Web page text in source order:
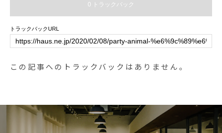
ー#松江ペットサロン #松江ペット
いいたします。..※貸切営業ではあ
りませんので19時からのご来店お
dinner #ディナー#cafestagram #in
stafood #cafe #カフェ #カフェ巡
0 トラックバック
トラックバックURL
この記事へのトラックバックはありません。